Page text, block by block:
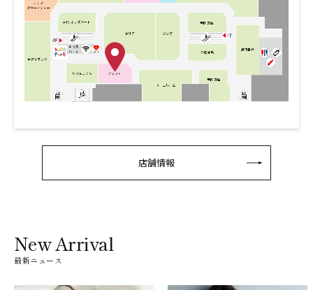
店舗情報
New Arrival
最新ニュース